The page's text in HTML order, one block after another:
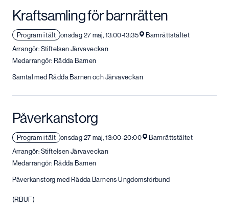
Kraftsamling för barnrätten
Program i tält onsdag 27 maj, 13:00-13:35
Barnrättstältet
Arrangör: Stiftelsen Järvaveckan
Medarrangör: Rädda Barnen
Samtal med Rädda Barnen och Järvaveckan
Påverkanstorg
Program i tält onsdag 27 maj, 13:00-20:00
Barnrättstältet
Arrangör: Stiftelsen Järvaveckan
Medarrangör: Rädda Barnen
Påverkanstorg med Rädda Barnens Ungdomsförbund
(RBUF)